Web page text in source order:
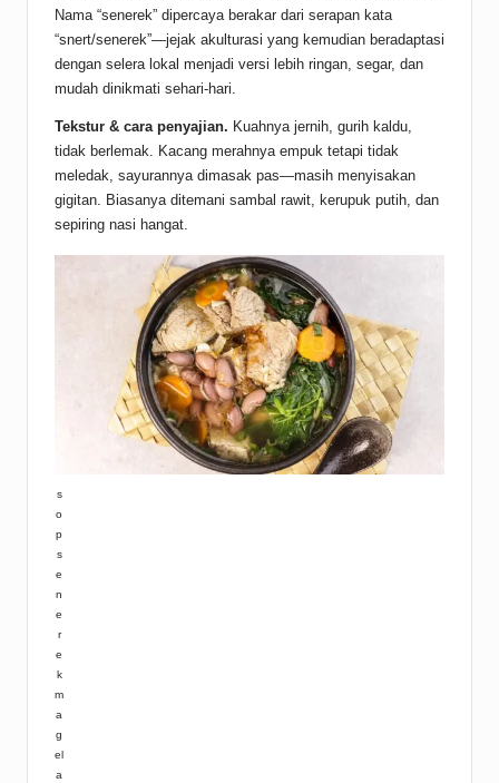
Nama “senerek” dipercaya berakar dari serapan kata
“snert/senerek”—jejak akulturasi yang kemudian beradaptasi
dengan selera lokal menjadi versi lebih ringan, segar, dan
mudah dinikmati sehari-hari.
Tekstur & cara penyajian. Kuahnya jernih, gurih kaldu,
tidak berlemak. Kacang merahnya empuk tetapi tidak
meledak, sayurannya dimasak pas—masih menyisakan
gigitan. Biasanya ditemani sambal rawit, kerupuk putih, dan
sepiring nasi hangat.
s
o
p
s
e
n
e
r
e
k
m
a
g
el
a